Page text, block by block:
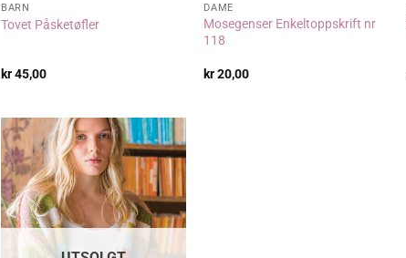
BARN
Tovet Påsketøfler
kr45,00
DAME
Mosegenser Enkeltoppskrift nr
118
kr20,00